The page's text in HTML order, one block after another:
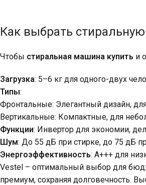
Как выбрать
Чтобы стиральная машина купить и
Загрузка: 5–6 кг для одного-двух
Типы:
Фронтальные: Элегантный дизайн,
Вертикальные: Компактные, для
Функции: Инвертор для экономии,
Шум: До 55 дБ при стирке, до 75 дБ
Энергоэффективность: A+++ для
Vestel – оптимальный выбор для
премиум, сохраняя долговечность.